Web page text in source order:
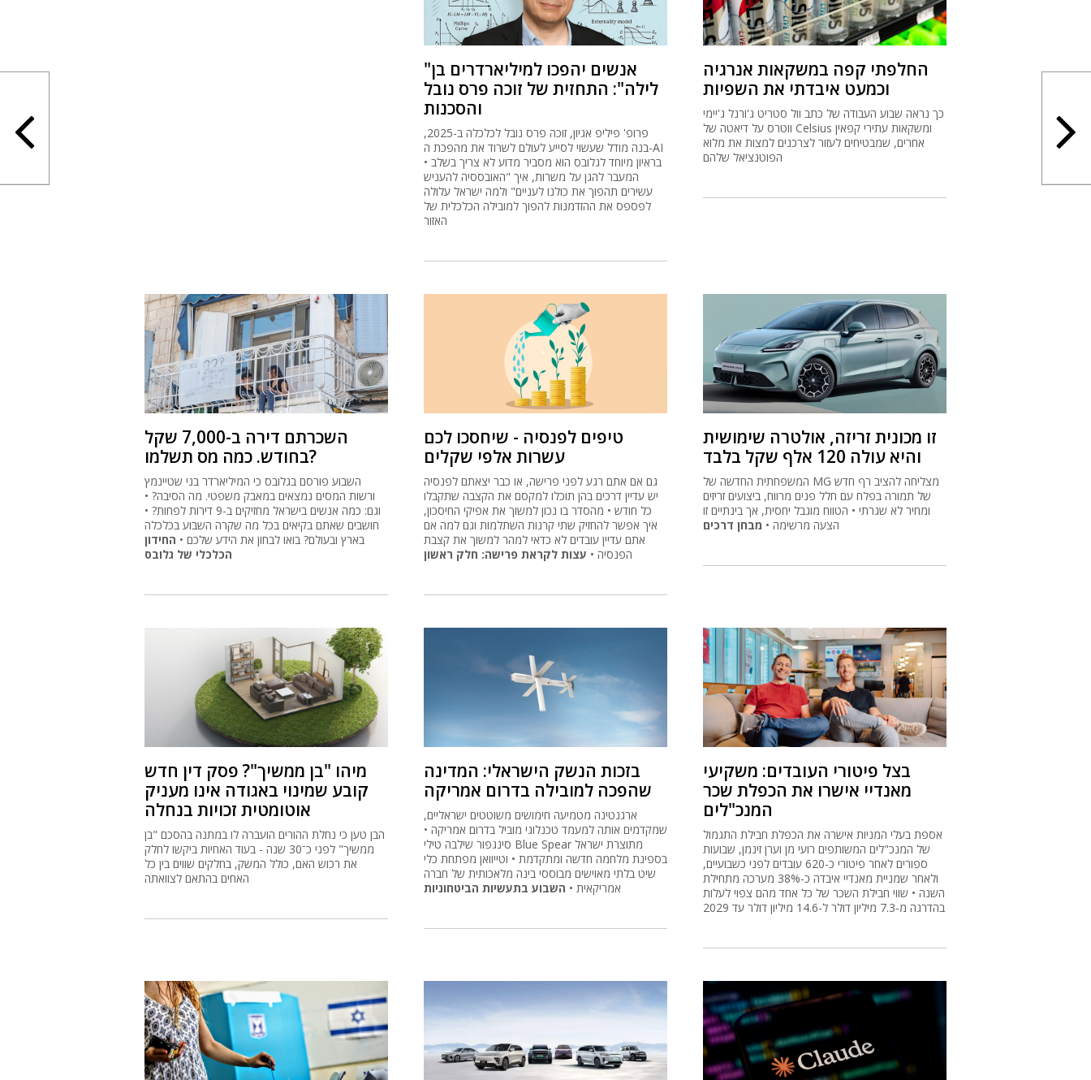
"אנשים יהפכו למיליארדרים בן
לילה": התחזית של זוכה פרס נובל
והסכנות
פרופ' פיליפ אגיון, זוכה פרס נובל לכלכלה ב-2025,
בנה מודל שעשוי לסייע לעולם לשרוד את מהפכת ה-AI
• בראיון מיוחד לגלובס הוא מסביר מדוע לא צריך בשלב
המעבר להגן על משרות, איך "האובססיה להעניש
עשירים תהפוך את כולנו לעניים" ולמה ישראל עלולה
לפספס את ההזדמנות להפוך למובילה הכלכלית של
האזור
החלפתי קפה במשקאות אנרגיה
וכמעט איבדתי את השפיות
כך נראה שבוע העבודה של כתב וול סטריט ג'ורנל ג'יימי
ווטרס על דיאטה של Celsius ומשקאות עתירי קפאין
אחרים, שמבטיחים לעזור לצרכנים למצות את מלוא
הפוטנציאל שלהם
השכרתם דירה ב-7,000 שקל
בחודש. כמה מס תשלמו?
השבוע פורסם בגלובס כי המיליארדר בני שטיינמץ
ורשות המסים נמצאים במאבק משפטי. מה הסיבה? •
וגם: כמה אנשים בישראל מחזיקים ב-9 דירות לפחות? •
חושבים שאתם בקיאים בכל מה שקרה השבוע בכלכלה
בארץ ובעולם? בואו לבחון את הידע שלכם • החידון
הכלכלי של גלובס
טיפים לפנסיה - שיחסכו לכם
עשרות אלפי שקלים
גם אם אתם רגע לפני פרישה, או כבר יצאתם לפנסיה
יש עדיין דרכים בהן תוכלו למקסם את הקצבה שתקבלו
כל חודש • מהסדר בו נכון למשוך את אפיקי החיסכון,
איך אפשר להחזיק שתי קרנות השתלמות וגם למה אם
אתם עדיין עובדים לא כדאי למהר למשוך את קצבת
הפנסיה • עצות לקראת פרישה: חלק ראשון
זו מכונית זריזה, אולטרה שימושית
והיא עולה 120 אלף שקל בלבד
המשפחתית החדשה של MG מצליחה להציב רף חדש
של תמורה בפלח עם חלל פנים מרווח, ביצועים זריזים
ומחיר לא שגרתי • הטווח מוגבל יחסית, אך בינתיים זו
הצעה מרשימה • מבחן דרכים
מיהו "בן ממשיך"? פסק דין חדש
קובע שמינוי באגודה אינו מעניק
אוטומטית זכויות בנחלה
הבן טען כי נחלת ההורים הועברה לו במתנה בהסכם "בן
ממשיך" לפני כ־30 שנה - בעוד האחיות ביקשו לחלק
את רכוש האם, כולל המשק, בחלקים שווים בין כל
האחים בהתאם לצוואתה
בזכות הנשק הישראלי: המדינה
שהפכה למובילה בדרום אמריקה
ארגנטינה מטמיעה חימושים משוטטים ישראליים,
שמקדמים אותה למעמד טכנלוגי מוביל בדרום אמריקה •
סינגפור שילבה טילי Blue Spear מתוצרת ישראל
בספינת מלחמה חדשה ומתקדמת • וטייוואן מפתחת כלי
שיט בלתי מאוישים מבוססי בינה מלאכותית של חברה
אמריקאית • השבוע בתעשיות הביטחוניות
בצל פיטורי העובדים: משקיעי
מאנדיי אישרו את הכפלת שכר
המנכ"לים
אספת בעלי המניות אישרה את הכפלת חבילת התגמול
של המנכ"לים המשותפים רועי מן וערן זינמן, שבועות
ספורים לאחר פיטורי כ-620 עובדים לפני כשבועיים,
ולאחר שמניית מאנדיי איבדה כ-38% מערכה מתחילת
השנה • שווי חבילת השכר של כל אחד מהם צפוי לעלות
בהדרגה מ-7.3 מיליון דולר ל-14.6 מיליון דולר עד 2029